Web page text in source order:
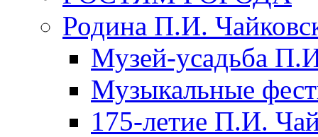
Родина П.И.
Музей-усадьба
Музыкальные
175-летие П.И.